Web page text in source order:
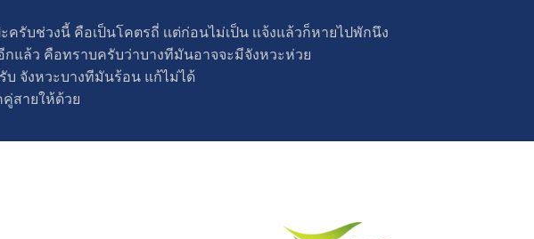
ครับช่วงนี้ คือเป็นโคตรถี่ เเต่ก่อนไม่เป็น เเจ้งแล้วก็หายไปพักนึง
กแล้ว คือทราบครับว่าบางทีมันอาจจะมีจังหวะห่วย
บ จังหวะบางทีมันร้อน แก้ไม่ได้
สายให้ด้วย